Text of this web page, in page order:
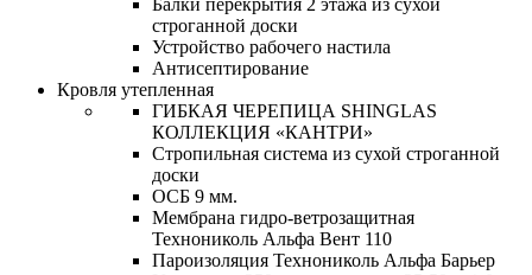
Балки перекрытия 2 этажа из сухой
строганной доски
Устройство рабочего настила
Антисептирование
Кровля утепленная
ГИБКАЯ ЧЕРЕПИЦА SHINGLAS
КОЛЛЕКЦИЯ «КАНТРИ»
Стропильная система из сухой строганной
доски
ОСБ 9 мм.
Мембрана гидро-ветрозащитная
Технониколь Альфа Вент 110
Пароизоляция Технониколь Альфа Барьер